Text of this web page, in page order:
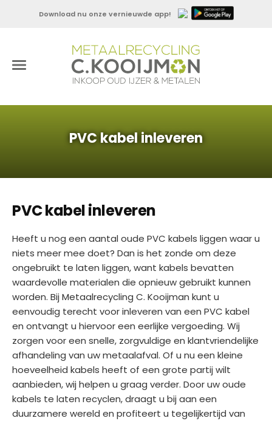
Download nu onze vernieuwde app!
PVC kabel inleveren
PVC kabel inleveren
Heeft u nog een aantal oude PVC kabels liggen waar u
niets meer mee doet? Dan is het zonde om deze
ongebruikt te laten liggen, want kabels bevatten
waardevolle materialen die opnieuw gebruikt kunnen
worden. Bij Metaalrecycling C. Kooijman kunt u
eenvoudig terecht voor inleveren van een PVC kabel
en ontvangt u hiervoor een eerlijke vergoeding. Wij
zorgen voor een snelle, zorgvuldige en klantvriendelijke
afhandeling van uw metaalafval. Of u nu een kleine
hoeveelheid kabels heeft of een grote partij wilt
aanbieden, wij helpen u graag verder. Door uw oude
kabels te laten recyclen, draagt u bij aan een
duurzamere wereld en profiteert u tegelijkertijd van